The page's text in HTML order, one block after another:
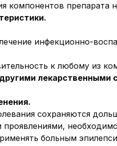
компонентов препарата
инфекционно-
к любому из
сохраняются
больным